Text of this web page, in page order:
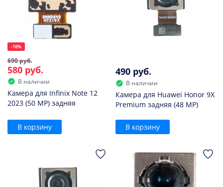
-16%
690 руб.
580 руб.
В наличии
Камера для Infinix Note 12
2023 (50 MP) задняя
В корзину
490 руб.
В наличии
Камера для Huawei Honor 9X
Premium задняя (48 MP)
В корзину